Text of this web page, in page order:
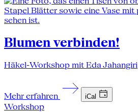
Blumen verbinden!
Häkel-Workshop mit Eda Jahangiri
Mehr erfahren iCal
Workshop